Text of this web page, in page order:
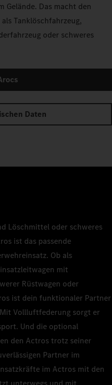
Gelände. Das macht den
Tanklöschfahrzeug,
oder schweres
Daten
Löschmittel oder schweres
ist das passende
Ob als
mit
Rüstwagen oder
ist dein funktionaler Partner
Vollluftfederung sorgt er
Und die optional
den Actros trotz seiner
Partner im
im Actros mit den